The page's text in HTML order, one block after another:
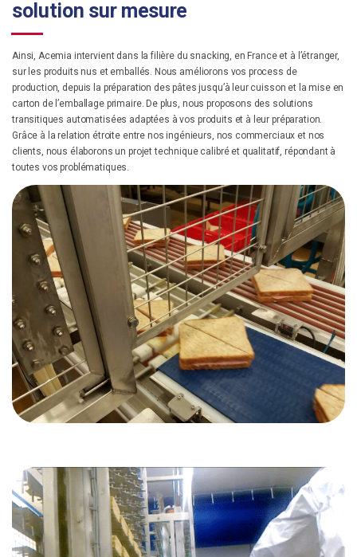
solution sur mesure
Ainsi, Acemia intervient dans la filière du snacking, en France et à l’étranger,
sur les produits nus et emballés. Nous améliorons vos process de
production, depuis la préparation des pâtes jusqu’à leur cuisson et la mise en
carton de l’emballage primaire. De plus, nous proposons des solutions
transitiques automatisées adaptées à vos produits et à leur préparation.
Grâce à la relation étroite entre nos ingénieurs, nos commerciaux et nos
clients, nous élaborons un projet technique calibré et qualitatif, répondant à
toutes vos problématiques.